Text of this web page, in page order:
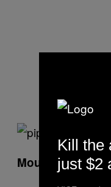
Mould
Kill the
just $2